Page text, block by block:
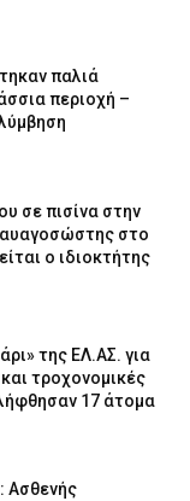
παλιά
περιοχή –
σε πισίνα στην
στο
ο ιδιοκτήτης
της ΕΛ.ΑΣ. για
τροχονομικές
17 άτομα
Ασθενής